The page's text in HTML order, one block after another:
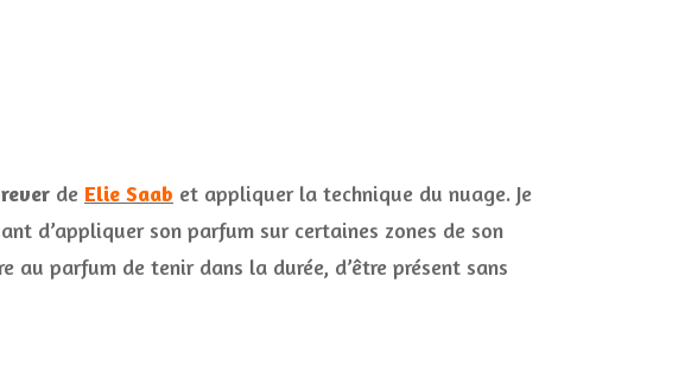
de Elie Saab et appliquer la technique du nuage. Je
d’appliquer son parfum sur certaines zones de son
parfum de tenir dans la durée, d’être présent sans